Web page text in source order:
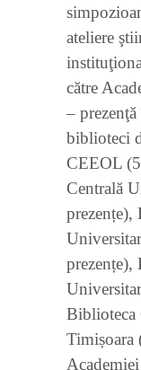
ateliere
către
–
biblioteci
CEEOL
Centrală
prezențe),
prezențe),
Biblioteca
Timișoara